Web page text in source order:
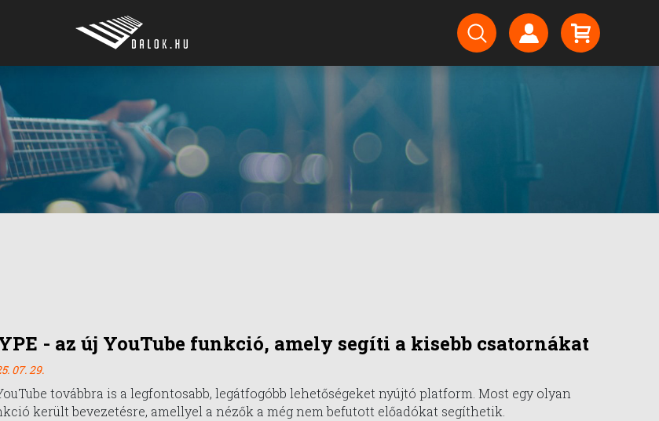
- az új YouTube funkció, amely segíti a kisebb csatornákat
07. 29.
továbbra is a legfontosabb, legátfogóbb lehetőségeket nyújtó platform. Most egy olyan
került bevezetésre, amellyel a nézők a még nem befutott előadókat segíthetik.